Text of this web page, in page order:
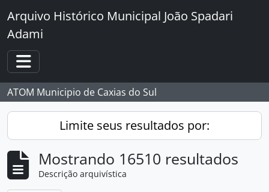
Skip to main content
Arquivo Histórico Municipal João Spadari
Adami
Toggle navigation
ATOM Municipio de Caxias do Sul
Limite seus resultados por:
Mostrando 16510 resultados
Descrição arquivística